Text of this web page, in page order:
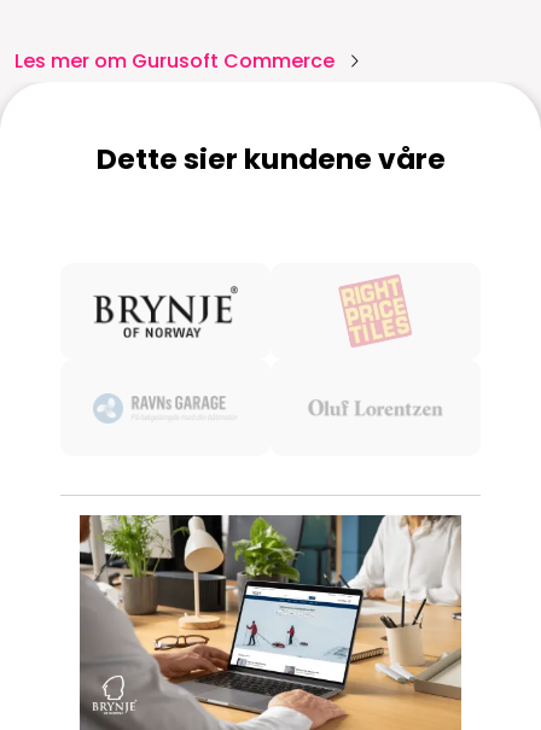
Les mer om Gurusoft Commerce
Dette sier kundene våre